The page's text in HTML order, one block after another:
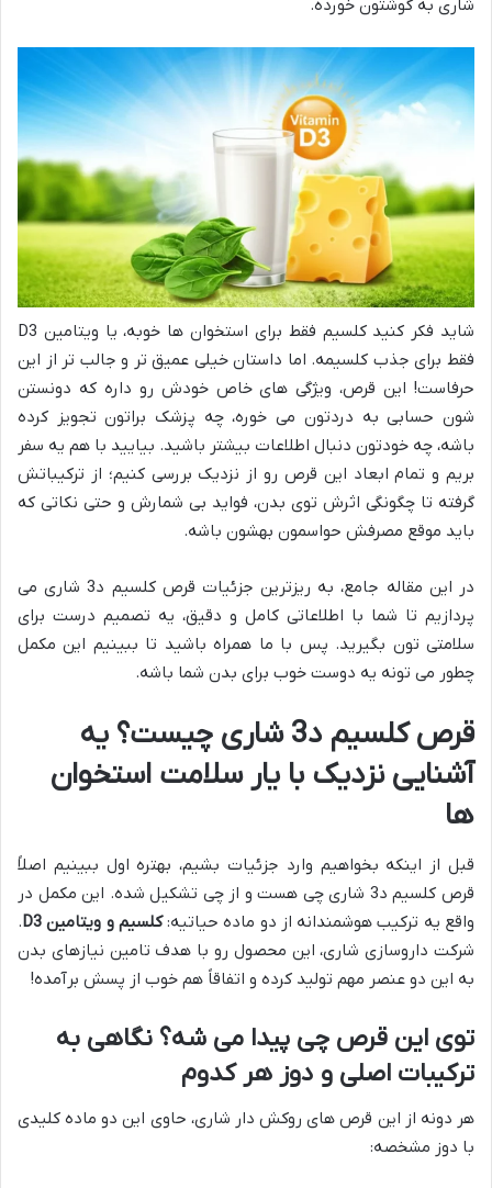
شاری به گوشتون خورده.
شاید فکر کنید کلسیم فقط برای استخوان ها خوبه، یا ویتامین D3
فقط برای جذب کلسیمه. اما داستان خیلی عمیق تر و جالب تر از این
حرفاست! این قرص، ویژگی های خاص خودش رو داره که دونستن
شون حسابی به دردتون می خوره، چه پزشک براتون تجویز کرده
باشه، چه خودتون دنبال اطلاعات بیشتر باشید. بیایید با هم یه سفر
بریم و تمام ابعاد این قرص رو از نزدیک بررسی کنیم؛ از ترکیباتش
گرفته تا چگونگی اثرش توی بدن، فواید بی شمارش و حتی نکاتی که
باید موقع مصرفش حواسمون بهشون باشه.
در این مقاله جامع، به ریزترین جزئیات قرص کلسیم د3 شاری می
پردازیم تا شما با اطلاعاتی کامل و دقیق، یه تصمیم درست برای
سلامتی تون بگیرید. پس با ما همراه باشید تا ببینیم این مکمل
چطور می تونه یه دوست خوب برای بدن شما باشه.
قرص کلسیم د3 شاری چیست؟ یه
آشنایی نزدیک با یار سلامت استخوان
ها
قبل از اینکه بخواهیم وارد جزئیات بشیم، بهتره اول ببینیم اصلاً
قرص کلسیم د3 شاری چی هست و از چی تشکیل شده. این مکمل در
واقع یه ترکیب هوشمندانه از دو ماده حیاتیه:کلسیم و ویتامین D3
.
شرکت داروسازی شاری، این محصول رو با هدف تامین نیازهای بدن
به این دو عنصر مهم تولید کرده و اتفاقاً هم خوب از پسش برآمده!
توی این قرص چی پیدا می شه؟ نگاهی به
ترکیبات اصلی و دوز هر کدوم
هر دونه از این قرص های روکش دار شاری، حاوی این دو ماده کلیدی
با دوز مشخصه: